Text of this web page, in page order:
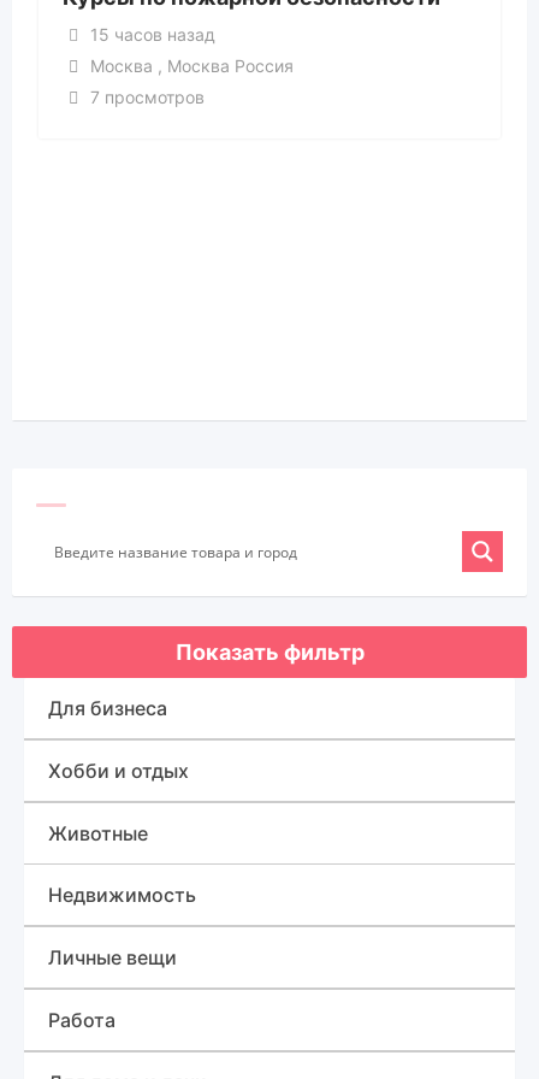
15 часов назад
Москва , Москва Россия
7 просмотров
Показать фильтр
Для бизнеса
Оборудование для бизнеса
Готовый бизнес
Товары для бизнеса
Хобби и отдых
Спорт, туризм и отдых
Для быта
Животные
Недвижимость
Дома, квартиры, дачи, коттеджи
Земельные участки
Личные вещи
Красота и здоровье
Работа